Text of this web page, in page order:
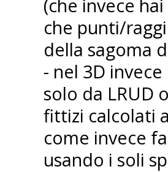
(che invece
che punti/
della sagoma
- nel 3D
solo da LRUD
fittizi calcolati
come invece
usando i soli